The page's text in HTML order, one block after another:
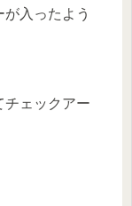
入ったよう
チェックアー